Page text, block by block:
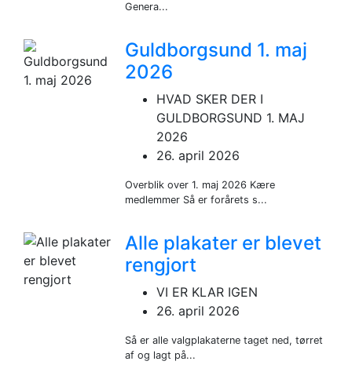
Genera...
Guldborgsund 1. maj
2026
HVAD SKER DER I
GULDBORGSUND 1. MAJ
2026
26. april 2026
Overblik over 1. maj 2026 Kære
medlemmer Så er forårets s...
Alle plakater er blevet
rengjort
VI ER KLAR IGEN
26. april 2026
Så er alle valgplakaterne taget ned, tørret
af og lagt på...